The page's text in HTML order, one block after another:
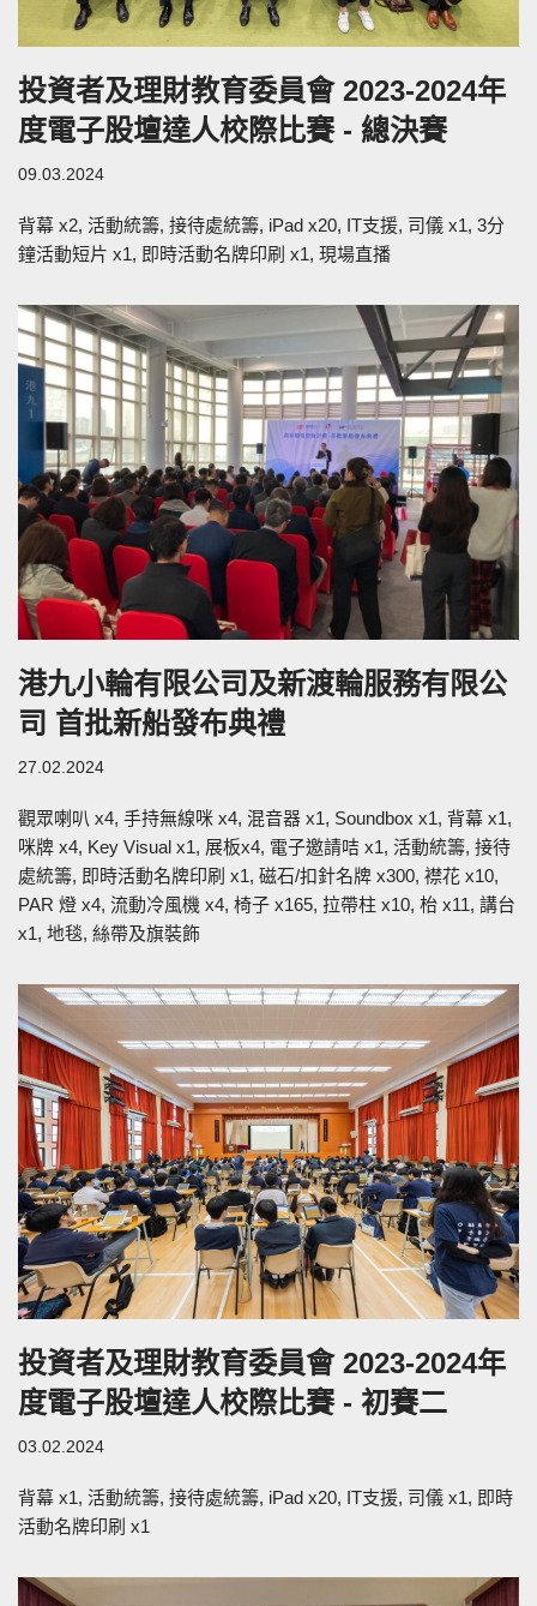
投資者及理財教育委員會 2023-2024年
度電子股壇達人校際比賽 - 總決賽
09.03.2024
背幕 x2, 活動統籌, 接待處統籌, iPad x20, IT支援, 司儀 x1, 3分
鐘活動短片 x1, 即時活動名牌印刷 x1, 現場直播
港九小輪有限公司及新渡輪服務有限公
司 首批新船發布典禮
27.02.2024
觀眾喇叭 x4, 手持無線咪 x4, 混音器 x1, Soundbox x1, 背幕 x1,
咪牌 x4, Key Visual x1, 展板x4, 電子邀請咭 x1, 活動統籌, 接待
處統籌, 即時活動名牌印刷 x1, 磁石/扣針名牌 x300, 襟花 x10,
PAR 燈 x4, 流動冷風機 x4, 椅子 x165, 拉帶柱 x10, 枱 x11, 講台
x1, 地毯, 絲帶及旗裝飾
投資者及理財教育委員會 2023-2024年
度電子股壇達人校際比賽 - 初賽二
03.02.2024
背幕 x1, 活動統籌, 接待處統籌, iPad x20, IT支援, 司儀 x1, 即時
活動名牌印刷 x1